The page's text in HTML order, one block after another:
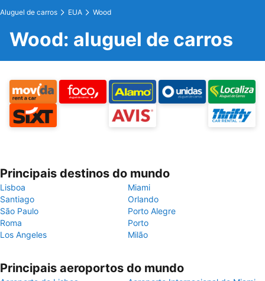
Aluguel de carros EUA Wood
Wood: aluguel de carros
Principais destinos do mundo
Lisboa
Miami
Santiago
Orlando
São Paulo
Porto Alegre
Roma
Porto
Los Angeles
Milão
Principais aeroportos do mundo